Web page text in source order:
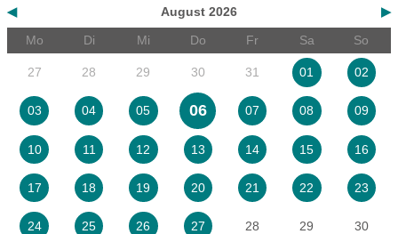
◀ ▶
August 2026
Mo
Di Mi Do Fr Sa So
27 28 29 30 31 01 02
03 04 05 06 07 08 09
10 11 12 13 14 15 16
17 18 19 20 21 22 23
24 25 26 27 28 29 30